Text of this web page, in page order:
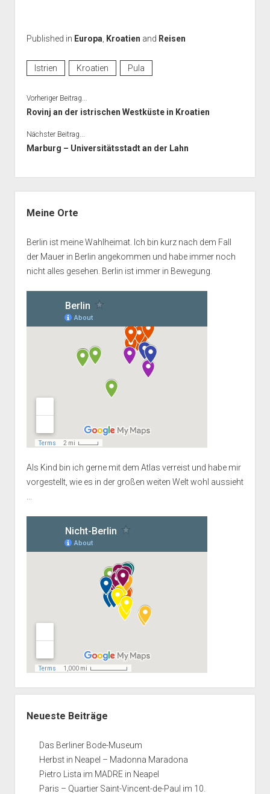
Published in Europa Kroatien and Reisen
Istrien Kroatien Pula
Vorheriger Beitrag...
Rovinj an der istrischen Westküste in Kroatien
Nächster Beitrag...
Marburg – Universitätsstadt an der Lahn
Meine Orte
Berlin ist meine Wahlheimat. Ich bin kurz nach dem Fall
der Mauer in Berlin angekommen und habe immer noch
nicht alles gesehen. Berlin ist immer in Bewegung.
Als Kind bin ich gerne mit dem Atlas verreist und habe mir
vorgestellt, wie es in der großen weiten Welt wohl aussieht
Neueste Beiträge
Das Berliner Bode-Museum
Herbst in Neapel – Madonna Maradona
Pietro Lista im MADRE in Neapel
Paris – Quartier Saint-Vincent-de-Paul im 10.